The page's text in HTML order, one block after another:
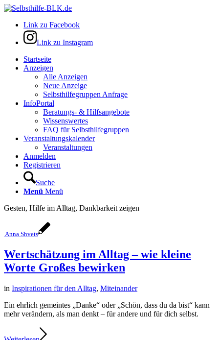
Link zu Facebook
Link zu Instagram
Startseite
Anzeigen
Alle Anzeigen
Neue Anzeige
Selbsthilfegruppen Anfrage
InfoPortal
Beratungs- & Hilfsangebote
Wissenswertes
FAQ für Selbsthilfegruppen
Veranstaltungskalender
Veranstaltungen
Anmelden
Registrieren
Suche
Menü Menü
Gesten, Hilfe im Alltag, Dankbarkeit zeigen
Anna Shvets
Wertschätzung im Alltag – wie kleine
Worte Großes bewirken
in Inspirationen für den Alltag, Miteinander
Ein ehrlich gemeintes „Danke“ oder „Schön, dass du da bist“ kann
mehr verändern, als man denkt – für andere und für dich selbst.